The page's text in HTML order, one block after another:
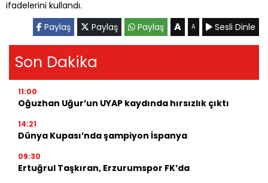
ifadelerini kullandı.
Paylaş
Paylaş Paylaş A A Sesli Dinle
Son Dakika
11:00
Oğuzhan Uğur’un UYAP kaydında hırsızlık çıktı
14:21
Dünya Kupası’nda şampiyon İspanya
09:30
Ertuğrul Taşkıran, Erzurumspor FK’da